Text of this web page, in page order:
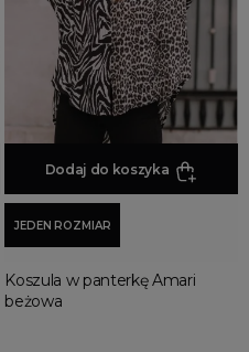
Dodaj do koszyka
JEDEN ROZMIAR
Koszula w panterkę Amari
beżowa